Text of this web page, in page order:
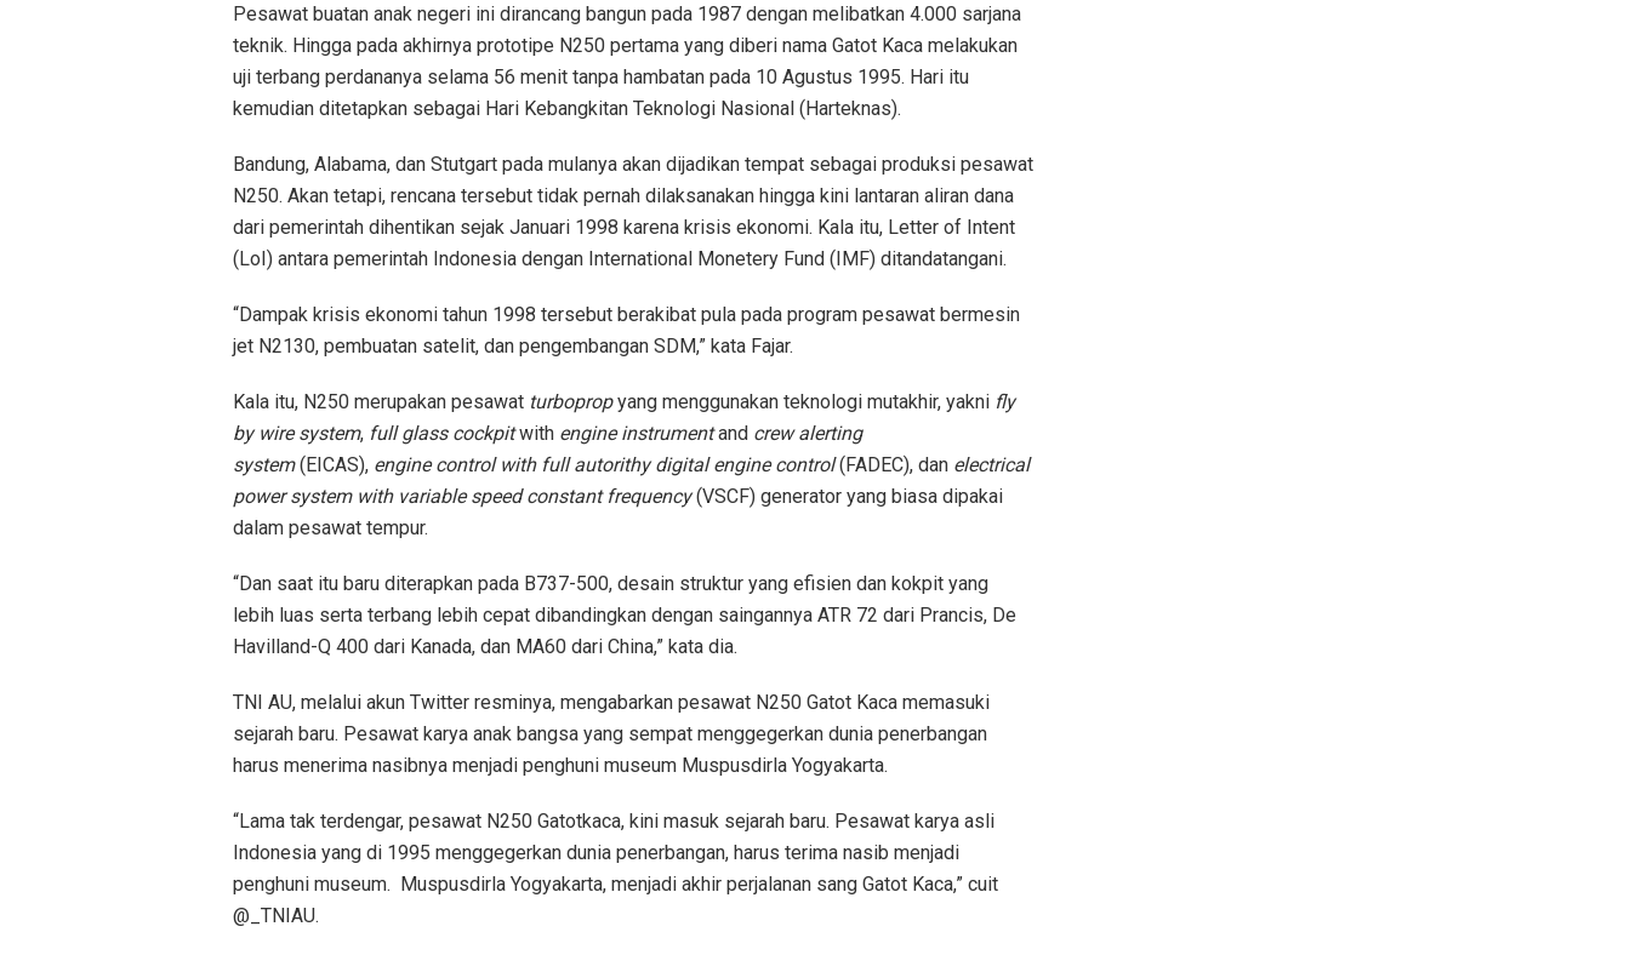
Pesawat buatan anak negeri ini dirancang bangun pada 1987 dengan melibatkan 4.000 sarjana
teknik. Hingga pada akhirnya prototipe N250 pertama yang diberi nama Gatot Kaca melakukan
uji terbang perdananya selama 56 menit tanpa hambatan pada 10 Agustus 1995. Hari itu
kemudian ditetapkan sebagai Hari Kebangkitan Teknologi Nasional (Harteknas).
Bandung, Alabama, dan Stutgart pada mulanya akan dijadikan tempat sebagai produksi pesawat
N250. Akan tetapi, rencana tersebut tidak pernah dilaksanakan hingga kini lantaran aliran dana
dari pemerintah dihentikan sejak Januari 1998 karena krisis ekonomi. Kala itu, Letter of Intent
(LoI) antara pemerintah Indonesia dengan International Monetery Fund (IMF) ditandatangani.
“Dampak krisis ekonomi tahun 1998 tersebut berakibat pula pada program pesawat bermesin
jet N2130, pembuatan satelit, dan pengembangan SDM,” kata Fajar.
Kala itu, N250 merupakan pesawat turbopropyang menggunakan teknologi mutakhir, yakni fly
by wire system, full glass cockpitwith engine instrumentand crew alerting
system(EICAS), engine control with full autorithy digital engine control(FADEC), dan electrical
power system with variable speed constant frequency(VSCF) generator yang biasa dipakai
dalam pesawat tempur.
“Dan saat itu baru diterapkan pada B737-500, desain struktur yang efisien dan kokpit yang
lebih luas serta terbang lebih cepat dibandingkan dengan saingannya ATR 72 dari Prancis, De
Havilland-Q 400 dari Kanada, dan MA60 dari China,” kata dia.
TNI AU, melalui akun Twitter resminya, mengabarkan pesawat N250 Gatot Kaca memasuki
sejarah baru. Pesawat karya anak bangsa yang sempat menggegerkan dunia penerbangan
harus menerima nasibnya menjadi penghuni museum Muspusdirla Yogyakarta.
“Lama tak terdengar, pesawat N250 Gatotkaca, kini masuk sejarah baru. Pesawat karya asli
Indonesia yang di 1995 menggegerkan dunia penerbangan, harus terima nasib menjadi
penghuni museum. Muspusdirla Yogyakarta, menjadi akhir perjalanan sang Gatot Kaca,” cuit
@_TNIAU.